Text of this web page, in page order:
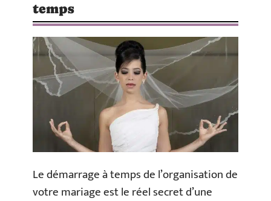
temps
Le démarrage à temps de l’organisation de
votre mariage est le réel secret d’une